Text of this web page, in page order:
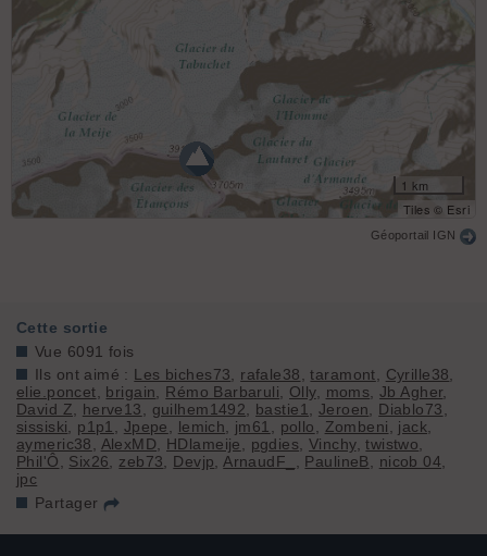
1 km
Tiles © Esri
Géoportail IGN
Cette sortie
Vue 6091 fois
Ils ont aimé : Les biches73, rafale38,taramont, Cyrille38,
elie.poncet, brigain, Rémo Barbaruli, Olly, moms,Jb Agher,
David Z, herve13, guilhem1492, bastie1, Jeroen, Diablo73,
sissiski, p1p1, Jpepe, lemich, jm61, pollo, Zombeni, jack,
aymeric38, AlexMD, HDlameije, pgdies, Vinchy,twistwo,
Phil'Ô, Six26, zeb73, Devjp,ArnaudF_ , PaulineB, nicob 04,
jpc
Partager